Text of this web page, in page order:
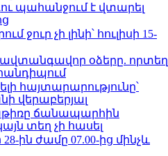
պահանջում է վտարել
ջուր չի լինի՝ հուլիսի 15-
օձերը. որտեղ
հայտարարությունը՝
վերաբերյալ
ճանապարհին
տեղ չի հասել
28-ին ժամը 07.00-ից մինչև